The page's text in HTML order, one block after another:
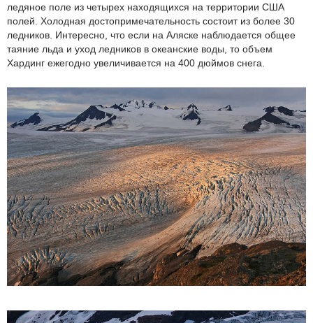
ледяное поле из четырех находящихся на территории США
полей. Холодная достопримечательность состоит из более 30
ледников. Интересно, что если на Аляске наблюдается общее
таяние льда и уход ледников в океанские воды, то объем
Хардинг ежегодно увеличивается на 400 дюймов снега.